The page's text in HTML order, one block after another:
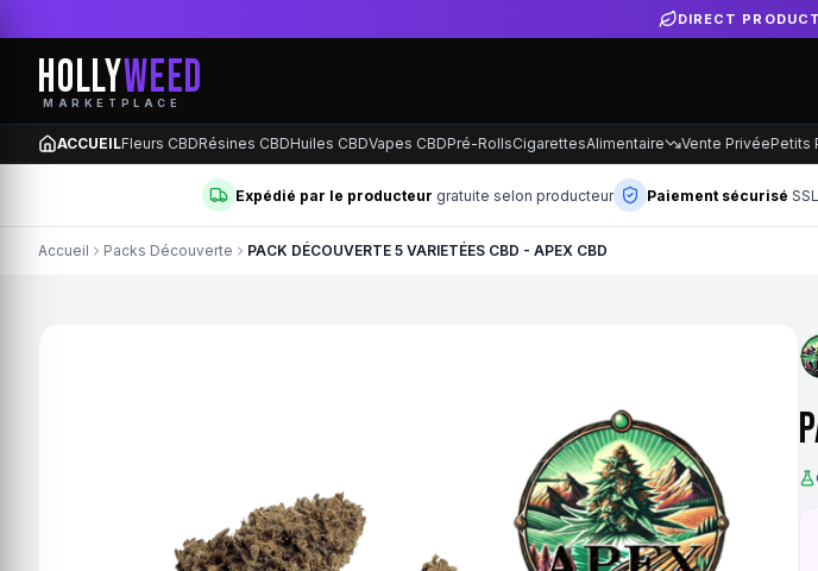
DIRECT
HOLLYWEED
MARKETPLACE
ACCUEILFleurs CBDRésines CBDHuiles CBDVapes CBDPré-RollsCigarettesAlimentaire Vente PrivéePetits
Expédié par le producteur gratuite selon producteur Paiement sécurisé
Accueil Packs Découverte PACK DÉCOUVERTE 5 VARIETÉES CBD - APEX CBD